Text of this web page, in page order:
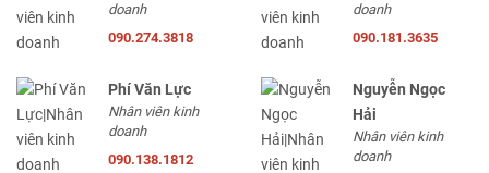
doanh
090.274.3818
doanh
090.181.3635
Phí Văn Lực
Nhân viên kinh
doanh
090.138.1812
Nguyễn Ngọc
Hải
Nhân viên kinh
doanh